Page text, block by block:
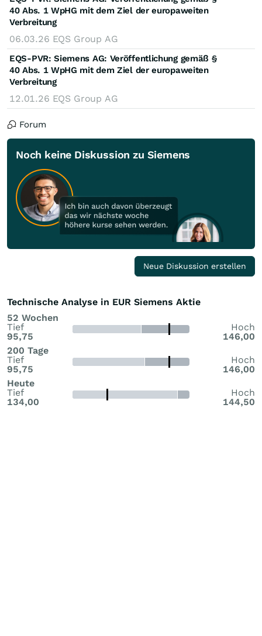
40 Abs. 1 WpHG mit dem Ziel der europaweiten
Verbreitung
06.03.26 EQS Group AG
EQS-PVR: Siemens AG: Veröffentlichung gemäß §
40 Abs. 1 WpHG mit dem Ziel der europaweiten
Verbreitung
12.01.26 EQS Group AG
Forum
Noch keine Diskussion zu Siemens
Neue Diskussion erstellen
Technische Analyse in EUR Siemens Aktie
52 Wochen
Tief
95,75
Hoch
146,00
200 Tage
Tief
95,75
Hoch
146,00
Heute
Tief
134,00
Hoch
144,50